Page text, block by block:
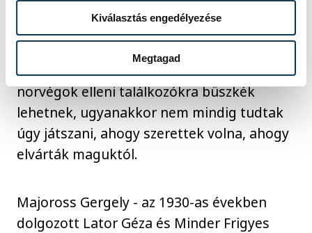
Kiválasztás engedélyezése
Megtagad
Hozzátette, hogy a csehek, a kazahok és a
norvégok elleni találkozókra büszkék
lehetnek, ugyanakkor nem mindig tudtak
úgy játszani, ahogy szerettek volna, ahogy
elvárták maguktól.
Majoross Gergely - az 1930-as években
dolgozott Lator Géza és Minder Frigyes